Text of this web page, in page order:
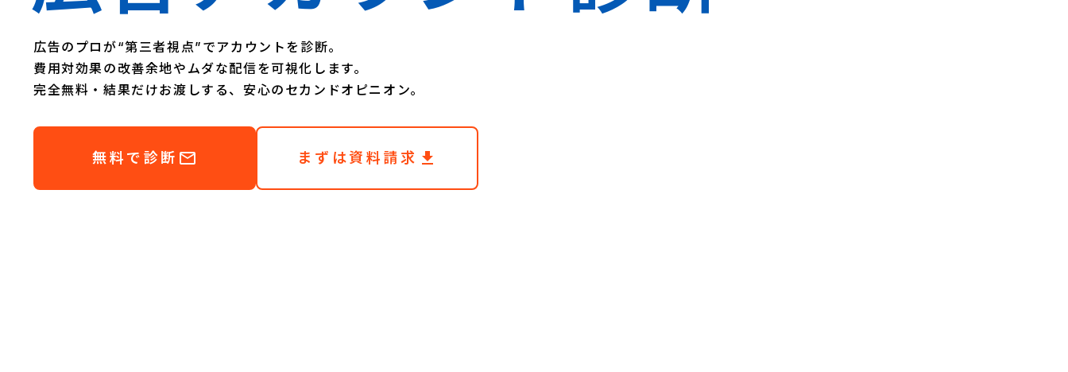
広告のプロが“第三者視点”でアカウントを診断。
費用対効果の改善余地やムダな配信を可視化します。
完全無料・結果だけお渡しする、安心のセカンドオピニオン。
無料で診断 mail_outline まずは資料請求 file_download